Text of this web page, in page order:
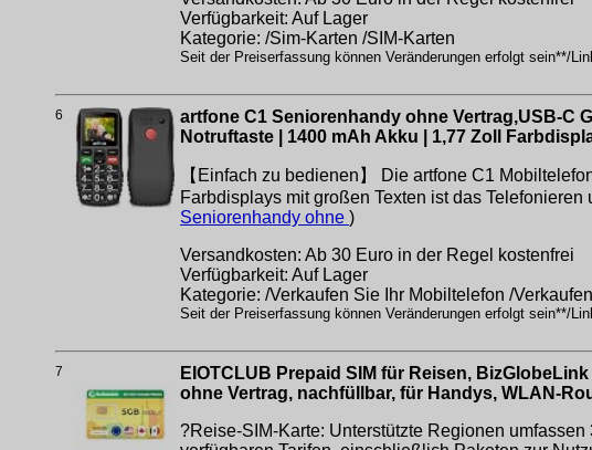
Verfügbarkeit: Auf Lager
Kategorie: /Sim-Karten /SIM-Karten
Seit der Preiserfassung können Veränderungen erfolgt sein**/
6
artfone C1 Seniorenhandy ohne Vertrag,USB-C
Notruftaste | 1400 mAh Akku | 1,77 Zoll
【Einfach zu bedienen】 Die artfone C1
Farbdisplays mit großen Texten ist das
Seniorenhandy ohne )
Versandkosten: Ab 30 Euro in der Regel kostenfrei
Verfügbarkeit: Auf Lager
Kategorie: /Verkaufen Sie Ihr Mobiltelefon /
Seit der Preiserfassung können Veränderungen erfolgt sein**/
7
EIOTCLUB Prepaid SIM für Reisen,
ohne Vertrag, nachfüllbar, für Handys, WLAN-
?Reise-SIM-Karte: Unterstützte Regionen